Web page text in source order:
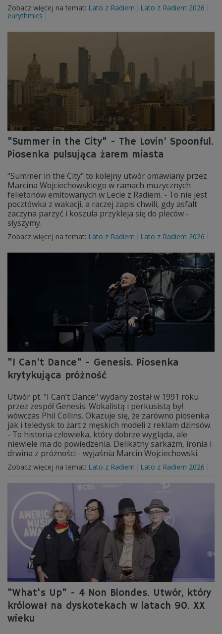
Zobacz więcej na temat: Lato z Radiem
Lato z Radiem 2026
eurythmics
"Summer in the City" - The Lovin’ Spoonful.
Piosenka pulsująca żarem miasta
"Summer in the City" to kolejny utwór omawiany przez
Marcina Wojciechowskiego w ramach muzycznych
felietonów emitowanych w Lecie z Radiem. - To nie jest
pocztówka z wakacji, a raczej zapis chwili, gdy asfalt
zaczyna parzyć i koszula przykleja się do pleców -
słyszymy.
Zobacz więcej na temat: Lato z Radiem Lato z Radiem 2026
"I Can’t Dance" - Genesis. Piosenka
krytykująca próżność
Utwór pt. "I Can’t Dance" wydany został w 1991 roku
przez zespół Genesis. Wokalistą i perkusistą był
wówczas Phil Collins. Okazuje się, że zarówno piosenka
jak i teledysk to żart z męskich modeli z reklam dżinsów.
- To historia człowieka, który dobrze wygląda, ale
niewiele ma do powiedzenia. Delikatny sarkazm, ironia i
drwina z próżności - wyjaśnia Marcin Wojciechowski.
Zobacz więcej na temat: Lato z Radiem Lato z Radiem 2026
"What's Up" - 4 Non Blondes. Utwór, który
królował na dyskotekach w latach 90. XX
wieku